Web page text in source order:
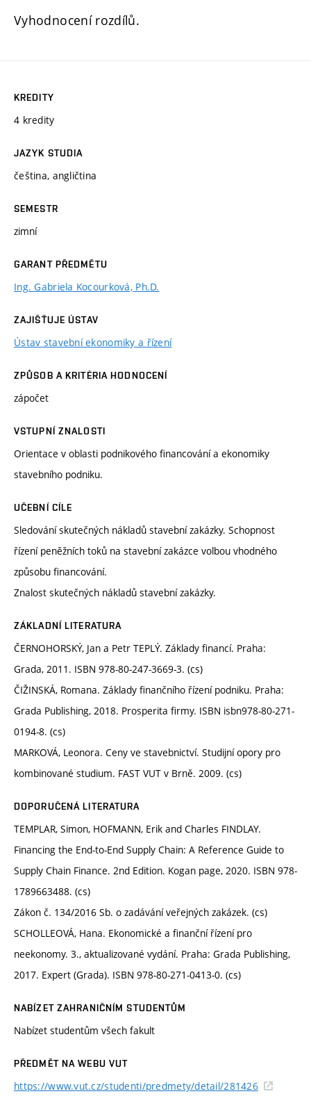
Vyhodnocení rozdílů.
KREDITY
4 kredity
JAZYK STUDIA
čeština, angličtina
SEMESTR
zimní
GARANT PŘEDMĚTU
Ing. Gabriela Kocourková, Ph.D.
ZAJIŠŤUJE ÚSTAV
Ústav stavební ekonomiky a řízení
ZPŮSOB A KRITÉRIA HODNOCENÍ
zápočet
VSTUPNÍ ZNALOSTI
Orientace v oblasti podnikového financování a ekonomiky
stavebního podniku.
UČEBNÍ CÍLE
Sledování skutečných nákladů stavební zakázky. Schopnost
řízení peněžních toků na stavební zakázce volbou vhodného
způsobu financování.
Znalost skutečných nákladů stavební zakázky.
ZÁKLADNÍ LITERATURA
ČERNOHORSKÝ, Jan a Petr TEPLÝ. Základy financí. Praha:
Grada, 2011. ISBN 978-80-247-3669-3. (cs)
ČIŽINSKÁ, Romana. Základy finančního řízení podniku. Praha:
Grada Publishing, 2018. Prosperita firmy. ISBN isbn978-80-271-
0194-8. (cs)
MARKOVÁ, Leonora. Ceny ve stavebnictví. Studijní opory pro
kombinované studium. FAST VUT v Brně. 2009. (cs)
DOPORUČENÁ LITERATURA
TEMPLAR, Simon, HOFMANN, Erik and Charles FINDLAY.
Financing the End-to-End Supply Chain: A Reference Guide to
Supply Chain Finance. 2nd Edition. Kogan page, 2020. ISBN 978-
1789663488. (cs)
Zákon č. 134/2016 Sb. o zadávání veřejných zakázek. (cs)
SCHOLLEOVÁ, Hana. Ekonomické a finanční řízení pro
neekonomy. 3., aktualizované vydání. Praha: Grada Publishing,
2017. Expert (Grada). ISBN 978-80-271-0413-0. (cs)
NABÍZET ZAHRANIČNÍM STUDENTŮM
Nabízet studentům všech fakult
PŘEDMĚT NA WEBU VUT
https://www.vut.cz/studenti/predmety/detail/281426